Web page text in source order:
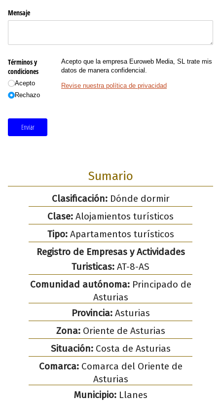
Mensaje
Términos y
condiciones
Acepto
Rechazo
Acepto que la empresa Euroweb Media, SL trate mis
datos de manera confidencial.
Revise nuestra política de privacidad
Enviar
Sumario
Clasificación:Dónde dormir
Clase: Alojamientos turísticos
Tipo:Apartamentos turísticos
Registro de Empresas y Actividades
Turisticas: AT-8-AS
Comunidad autónoma:Principado de
Asturias
Provincia:Asturias
Zona:Oriente de Asturias
Situación:Costa de Asturias
Comarca:Comarca del Oriente de
Asturias
Municipio: Llanes